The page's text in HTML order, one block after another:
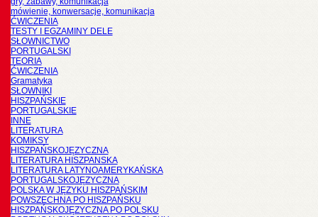
mówienie, konwersacje, komunikacja
ĆWICZENIA
TESTY I EGZAMINY DELE
SŁOWNICTWO
PORTUGALSKI
TEORIA
ĆWICZENIA
Gramatyka
SŁOWNIKI
HISZPAŃSKIE
PORTUGALSKIE
INNE
LITERATURA
KOMIKSY
HISZPAŃSKOJĘZYCZNA
LITERATURA HISZPANSKA
LITERATURA LATYNOAMERYKAŃSKA
PORTUGALSKOJĘZYCZNA
POLSKA W JĘZYKU HISZPAŃSKIM
POWSZECHNA PO HISZPAŃSKU
HISZPAŃSKOJĘZYCZNA PO POLSKU